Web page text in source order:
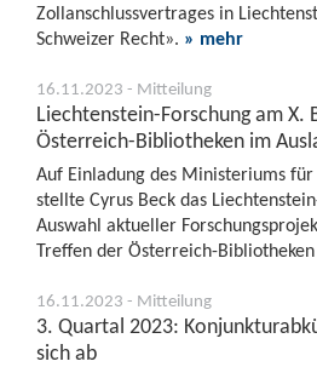
Zollanschlussvertrages in
Schweizer Recht». » mehr
16.11.2023 - Mitteilung
Liechtenstein-Forschung am X.
Österreich-Bibliotheken im
Auf Einladung des Ministeriums
stellte Cyrus Beck das
Auswahl aktueller
Treffen der Österreich-
16.11.2023 - Mitteilung
3. Quartal 2023:
sich ab